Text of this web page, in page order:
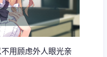
用顾虑外人眼光亲